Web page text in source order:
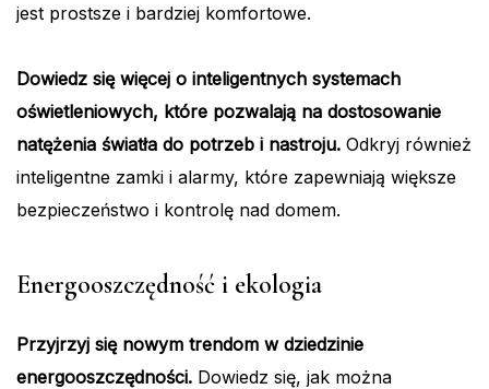
jest prostsze i bardziej komfortowe.
Dowiedz się więcej o inteligentnych systemach
oświetleniowych, które pozwalają na dostosowanie
natężenia światła do potrzeb i nastroju. Odkryj również
inteligentne zamki i alarmy, które zapewniają większe
bezpieczeństwo i kontrolę nad domem.
Energooszczędność i ekologia
Przyjrzyj się nowym trendom w dziedzinie
energooszczędności. Dowiedz się, jak można